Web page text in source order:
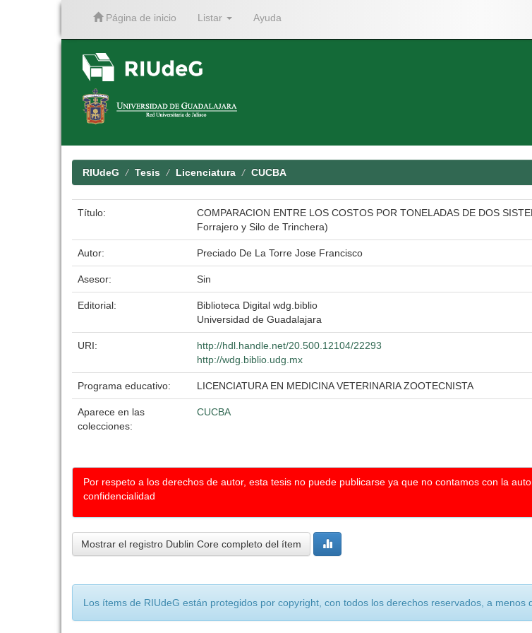
Página de inicio Listar Ayuda
RIUdeG Tesis Licenciatura CUCBA
Título:
COMPARACION ENTRE LOS COSTOS POR TONELADAS DE DOS
Forrajero y Silo de Trinchera)
Autor: Preciado De La Torre Jose Francisco
Asesor: Sin
Editorial:
Biblioteca Digital wdg.biblio
Universidad de Guadalajara
URI:
http://hdl.handle.net/20.500.12104/22293
http://wdg.biblio.udg.mx
Programa educativo: LICENCIATURA EN MEDICINA VETERINARIA ZOOTECNISTA
Aparece en las
colecciones:
CUCBA
Por respeto a los derechos de autor, esta tesis no puede publicarse ya que no contamos con la
confidencialidad
Mostrar el registro Dublin Core completo del ítem
Los ítems de RIUdeG están protegidos por copyright, con todos los derechos reservados, a menos